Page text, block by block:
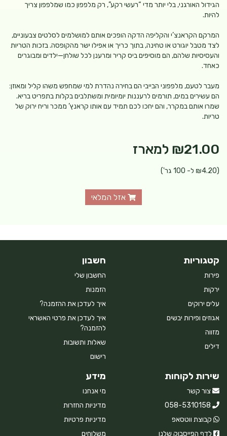
הגידול האורגני, בלי יותר מדי “רעשי רקע”, רק מלפפון כמו שמלפפון צריך
להיות.
המרקם הקראנצ’י והקליפה הדקה הופכים אותם למושלמים לסלטים צבעוניים,
לצד מטבל יוגורט או טחינה, בתוך כריך או אפילו ישר מהקופסה. בזכות הטריות
והעסיסיות שלהם, הם מוסיפים ביס קריר ומרענן לכל שולחן—ילדים ומבוגרים
כאחד.
מעבר לטעם, מלפפוני הבייבי הם בחירה נהדרת למי שמחפש משהו קליל ומאוזן:
הם עשירים במים, תורמים לרעננות יומיומית ומשתלבים בקלות בתפריט בריא.
שמרו אותם במקרר, והם יחכו לכם תמיד עם אותו קראנץ’ ממכר וריח ירוק של
טריות.
₪21.00 למארז
(₪4.20 ל- 100 גר')
אזל המלאי
קטגוריות
פירות
ירקות
עלים ירוקים
אגוזים ופירות יבשים
מזווה
דילים
חשבון
החשבון שלי
הזמנות
איך לעדכן את ההזמנה?
איך לעדכן את פרטי האשראי
להזמנה?
שאלות ותשובות
רישום
שירות לקוחות
צור קשר
058-5310158
קבוצת ווטסאפ
לדף הפייסבוק שלנו
מידע
מי אנחנו
מדיניות החזרות
מדיניות פרטיות
משלוחים